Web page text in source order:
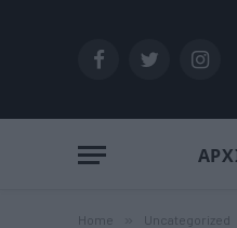
FacebookTwitter
Home Uncategorized